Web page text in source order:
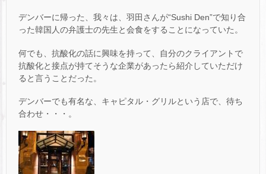
デンバーに帰った、我々は、羽田さんが“Sushi Den”で知り合
った韓国人の弁護士の先生と会食をすることになっていた。
何でも、抗酸化の話に興味を持って、自分のクライアントで
抗酸化と接点が持てそうな企業があったら紹介していただけ
ると言うことだった。
デンバーでも有名な、キャピタル・グリルという店で、待ち
合わせ・・・。